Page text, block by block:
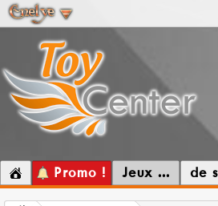
Promo ! Jeux ... de